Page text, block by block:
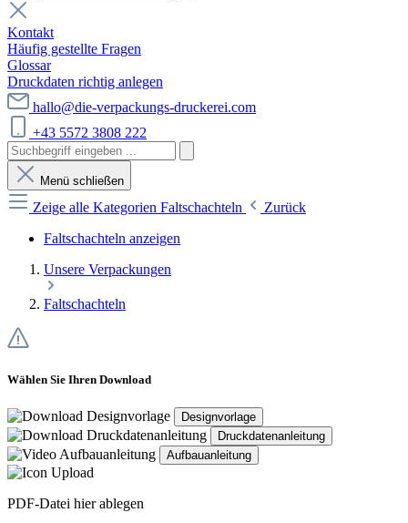
Kontakt
Häufig gestellte Fragen
Glossar
Druckdaten richtig anlegen
hallo@die-verpackungs-druckerei.com
+43 5572 3808 222
Menü schließen
Zeige alle Kategorien Faltschachteln
Zurück
Faltschachteln anzeigen
Unsere Verpackungen
Faltschachteln
Wählen Sie Ihren Download
Designvorlage
Druckdatenanleitung
Aufbauanleitung
PDF-Datei hier ablegen